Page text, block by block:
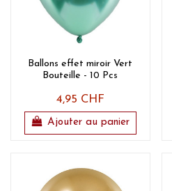
Ballons effet miroir Vert
Bouteille - 10 Pcs
4,95 CHF
Ajouter au panier